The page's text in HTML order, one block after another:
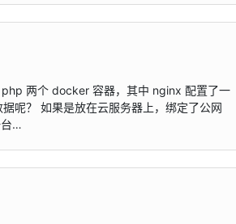
两个 docker 容器，其中 nginx 配置了一
呢？ 如果是放在云服务器上，绑定了公网
台…